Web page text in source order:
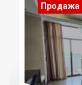
Продажа